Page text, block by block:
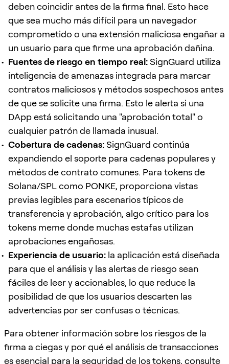
deben coincidir antes de la firma final. Esto hace
que sea mucho más difícil para un navegador
comprometido o una extensión maliciosa engañar a
un usuario para que firme una aprobación dañina.
Fuentes de riesgo en tiempo real:SignGuard utiliza
inteligencia de amenazas integrada para marcar
contratos maliciosos y métodos sospechosos antes
de que se solicite una firma. Esto le alerta si una
DApp está solicitando una "aprobación total" o
cualquier patrón de llamada inusual.
Cobertura de cadenas:SignGuard continúa
expandiendo el soporte para cadenas populares y
métodos de contrato comunes. Para tokens de
Solana/SPL como PONKE, proporciona vistas
previas legibles para escenarios típicos de
transferencia y aprobación, algo crítico para los
tokens meme donde muchas estafas utilizan
aprobaciones engañosas.
Experiencia de usuario: la aplicación está diseñada
para que el análisis y las alertas de riesgo sean
fáciles de leer y accionables, lo que reduce la
posibilidad de que los usuarios descarten las
advertencias por ser confusas o técnicas.
Para obtener información sobre los riesgos de la
firma a ciegas y por qué el análisis de transacciones
es esencial para la seguridad de los tokens, consulte